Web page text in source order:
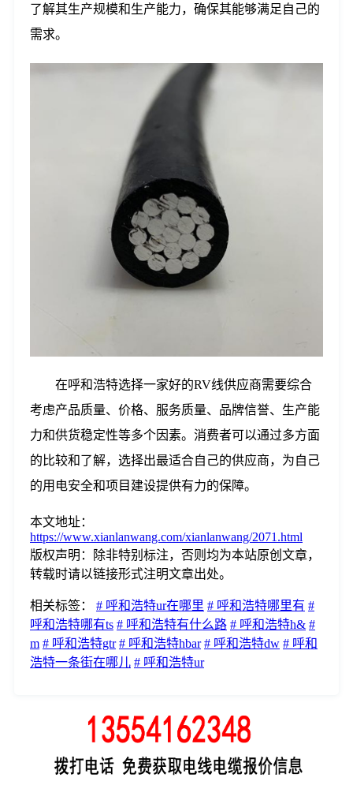
了解其生产规模和生产能力，确保其能够满足自己的
需求。
在呼和浩特选择一家好的RV线供应商需要综合
考虑产品质量、价格、服务质量、品牌信誉、生产能
力和供货稳定性等多个因素。消费者可以通过多方面
的比较和了解，选择出最适合自己的供应商，为自己
的用电安全和项目建设提供有力的保障。
本文地址：
https://www.xianlanwang.com/xianlanwang/2071.html
版权声明：
除非特别标注，否则均为本站原创文章，
转载时请以链接形式注明文章出处。
相关标签： # 呼和浩特ur在哪里 # 呼和浩特哪里有 #
呼和浩特哪有ts # 呼和浩特有什么路 # 呼和浩特h& #
m # 呼和浩特gtr # 呼和浩特hbar # 呼和浩特dw # 呼和
浩特一条街在哪儿 # 呼和浩特ur